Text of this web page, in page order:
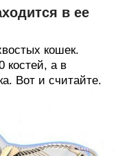
в ее
кошек.
костей, а в
Вот и считайте.